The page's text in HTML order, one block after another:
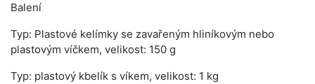
Balení
Typ: Plastové kelímky se zavařeným hliníkovým nebo
plastovým víčkem, velikost: 150 g
Typ: plastový kbelík s víkem, velikost: 1 kg